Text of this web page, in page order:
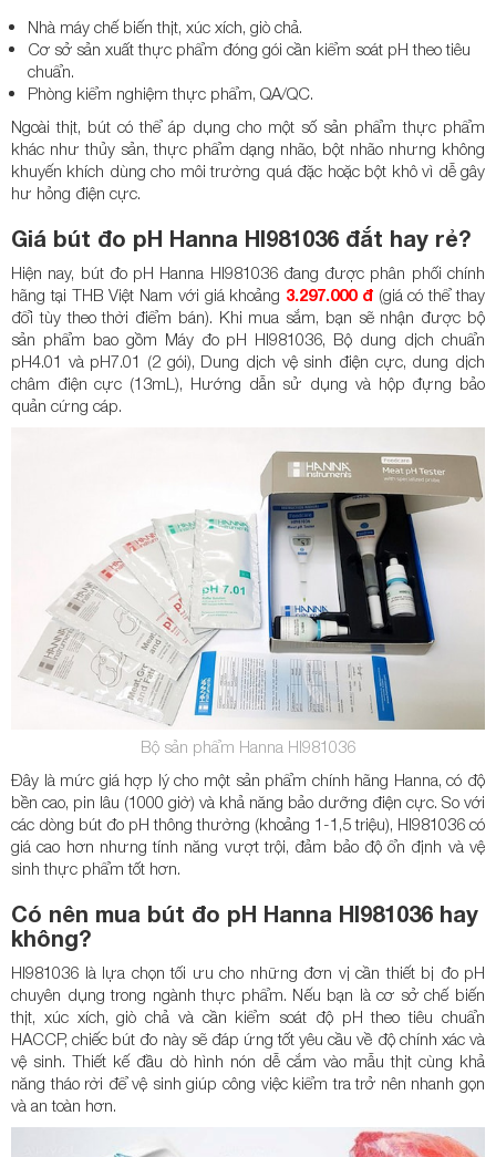
Nhà máy chế biến thịt, xúc xích, giò chả.
Cơ sở sản xuất thực phẩm đóng gói cần kiểm soát pH theo tiêu
chuẩn.
Phòng kiểm nghiệm thực phẩm, QA/QC.
Ngoài thịt, bút có thể áp dụng cho một số sản phẩm thực phẩm
khác như thủy sản, thực phẩm dạng nhão, bột nhão nhưng không
khuyến khích dùng cho môi trường quá đặc hoặc bột khô vì dễ gây
hư hỏng điện cực.
Giá bút đo pH Hanna HI981036 đắt hay rẻ?
Hiện nay, bút đo pH Hanna HI981036 đang được phân phối chính
hãng tại THB Việt Nam với giá khoảng 3.297.000 đ(giá có thể thay
đổi tùy theo thời điểm bán). Khi mua sắm, bạn sẽ nhận được bộ
sản phẩm bao gồm Máy đo pH HI981036, Bộ dung dịch chuẩn
pH4.01 và pH7.01 (2 gói), Dung dịch vệ sinh điện cực, dung dịch
châm điện cực (13mL), Hướng dẫn sử dụng và hộp đựng bảo
quản cứng cáp.
Bộ sản phẩm Hanna HI981036
Đây là mức giá hợp lý cho một sản phẩm chính hãng Hanna, có độ
bền cao, pin lâu (1000 giờ) và khả năng bảo dưỡng điện cực. So với
các dòng bút đo pH thông thường (khoảng 1-1,5 triệu), HI981036 có
giá cao hơn nhưng tính năng vượt trội, đảm bảo độ ổn định và vệ
sinh thực phẩm tốt hơn.
Có nên mua bút đo pH Hanna HI981036 hay
không?
HI981036 là lựa chọn tối ưu cho những đơn vị cần thiết bị đo pH
chuyên dụng trong ngành thực phẩm. Nếu bạn là cơ sở chế biến
thịt, xúc xích, giò chả và cần kiểm soát độ pH theo tiêu chuẩn
HACCP, chiếc bút đo này sẽ đáp ứng tốt yêu cầu về độ chính xác và
vệ sinh. Thiết kế đầu dò hình nón dễ cắm vào mẫu thịt cùng khả
năng tháo rời để vệ sinh giúp công việc kiểm tra trở nên nhanh gọn
và an toàn hơn.